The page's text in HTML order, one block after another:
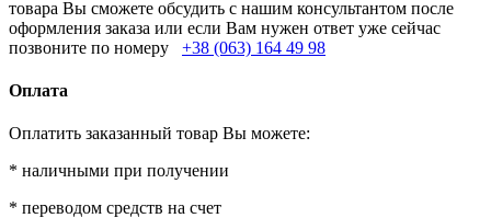
товара Вы сможете обсудить с нашим консультантом после
оформления заказа или если Вам нужен ответ уже сейчас
позвоните по номеру +38 (063) 164 49 98
Оплата
Оплатить заказанный товар Вы можете:
* наличными при получении
* переводом средств на счет